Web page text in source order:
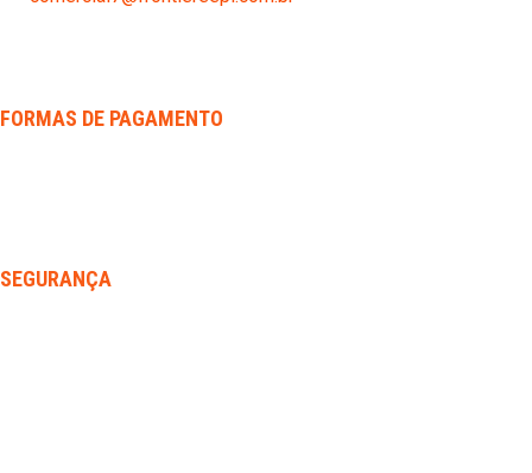
FORMAS DE PAGAMENTO
SEGURANÇA